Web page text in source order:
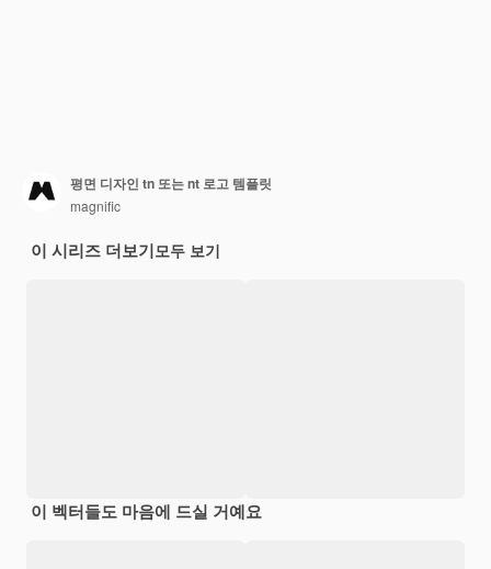
평면 디자인 tn 또는 nt 로고 템플릿
magnific
이 시리즈 더보기모두 보기
이 벡터들도 마음에 드실 거예요